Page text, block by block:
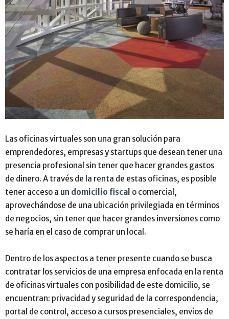
Las oficinas virtuales son una gran solución para
emprendedores, empresas y startups que desean tener una
presencia profesional sin tener que hacer grandes gastos
de dinero. A través de la renta de estas oficinas, es posible
tener acceso a un domicilio fiscal o comercial,
aprovechándose de una ubicación privilegiada en términos
de negocios, sin tener que hacer grandes inversiones como
se haría en el caso de comprar un local.
Dentro de los aspectos a tener presente cuando se busca
contratar los servicios de una empresa enfocada en la renta
de oficinas virtuales con posibilidad de este domicilio, se
encuentran: privacidad y seguridad de la correspondencia,
portal de control, acceso a cursos presenciales, envíos de